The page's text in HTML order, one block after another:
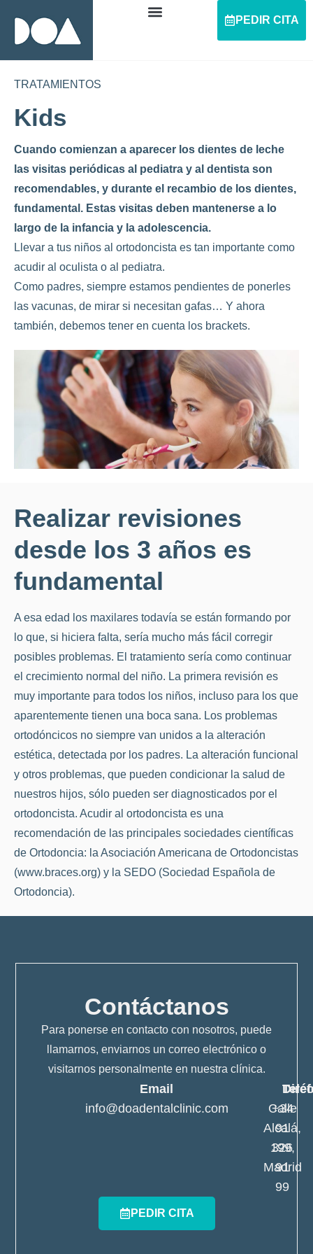
PEDIR CITA
TRATAMIENTOS
Kids
Cuando comienzan a aparecer los dientes de leche
las visitas periódicas al pediatra y al dentista son
recomendables, y durante el recambio de los dientes,
fundamental. Estas visitas deben mantenerse a lo
largo de la infancia y la adolescencia.
Llevar a tus niños al ortodoncista es tan importante como
acudir al oculista o al pediatra.
Como padres, siempre estamos pendientes de ponerles
las vacunas, de mirar si necesitan gafas… Y ahora
también, debemos tener en cuenta los brackets.
Realizar revisiones
desde los 3 años es
fundamental
A esa edad los maxilares todavía se están formando por
lo que, si hiciera falta, sería mucho más fácil corregir
posibles problemas. El tratamiento sería como continuar
el crecimiento normal del niño. La primera revisión es
muy importante para todos los niños, incluso para los que
aparentemente tienen una boca sana. Los problemas
ortodóncicos no siempre van unidos a la alteración
estética, detectada por los padres. La alteración funcional
y otros problemas, que pueden condicionar la salud de
nuestros hijos, sólo pueden ser diagnosticados por el
ortodoncista. Acudir al ortodoncista es una
recomendación de las principales sociedades científicas
de Ortodoncia: la Asociación Americana de Ortodoncistas
(www.braces.org) y la SEDO (Sociedad Española de
Ortodoncia).
Contáctanos
Para ponerse en contacto con nosotros, puede
llamarnos, enviarnos un correo electrónico o
visitarnos personalmente en nuestra clínica.
Email
info@doadentalclinic.com
+34
91
326
91
99
Calle
Alcalá,
199,
Madrid
PEDIR CITA